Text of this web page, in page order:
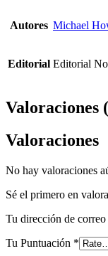
Autores Michael
Editorial Editorial
Valoraciones
Valoraciones
No hay valoraciones
Sé el primero en
Tu dirección de
Tu Puntuación *